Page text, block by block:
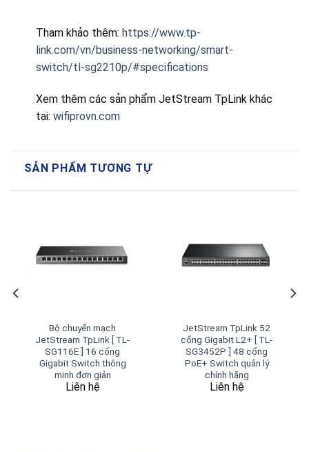
Tham khảo thêm: https://www.tp-
link.com/vn/business-networking/smart-
switch/tl-sg2210p/#specifications
Xem thêm các sản phẩm JetStream TpLink khác
tại: wifiprovn.com
SẢN PHẨM TƯƠNG TỰ
Bộ chuyển mạch
JetStream TpLink [ TL-
SG116E ] 16 cổng
Gigabit Switch thông
minh đơn giản
Liên hệ
JetStream TpLink 52
cổng Gigabit L2+ [ TL-
SG3452P ] 48 cổng
PoE+ Switch quản lý
chính hãng
Liên hệ